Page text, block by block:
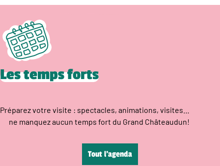
Les temps forts
Préparez votre visite : spectacles, animations, visites…
ne manquez aucun temps fort du Grand Châteaudun!
Tout l’agenda